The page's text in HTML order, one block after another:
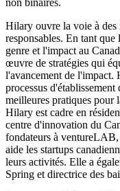
non binaires.
Hilary ouvre la voie à des
responsables. En tant
genre et l'impact au
œuvre de stratégies qui
l'avancement de
processus d'établissement
meilleures pratiques pour
Hilary est cadre en
centre d'innovation du
fondateurs à
aide les startups
leurs activités. Elle a
Spring et directrice des